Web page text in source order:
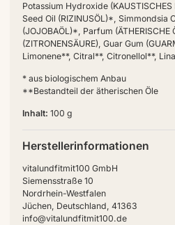
Potassium Hydroxide
Seed Oil (RIZINUSÖL)*, Simmondsia
(JOJOBAÖL)*, Parfum (ÄTHERISCHE
(ZITRONENSÄURE), Guar Gum
Limonene**, Citral**, Citronellol**,
* aus biologischem Anbau
**Bestandteil der ätherischen Öle
Inhalt: 100 g
Herstellerinformationen
vitalundfitmit100 GmbH
Siemensstraße 10
Nordrhein-Westfalen
Jüchen, Deutschland, 41363
info@vitalundfitmit100.de